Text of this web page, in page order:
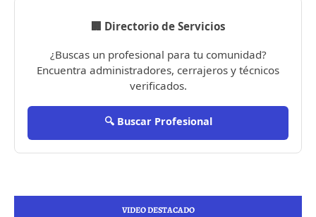
🏢 Directorio de Servicios
¿Buscas un profesional para tu comunidad?
Encuentra administradores, cerrajeros y técnicos
verificados.
🔍 Buscar Profesional
VIDEO DESTACADO